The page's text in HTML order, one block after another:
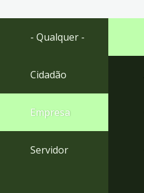
Ir
- Qualquer -
Cidadão
Empresa
Servidor